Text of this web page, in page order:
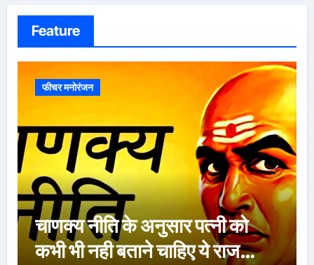
Feature
फीचर मनोरंजन
ऐसे 100 बार मरूंगी, मेरी वजह से
बची लाखों महिलाओं की जान : पूनम
पांडेय